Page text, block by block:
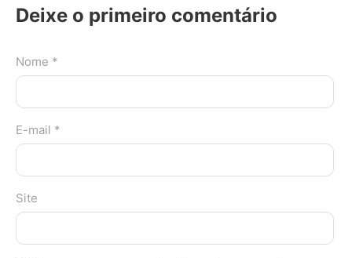
Deixe o primeiro comentário
Nome *
E-mail *
Site